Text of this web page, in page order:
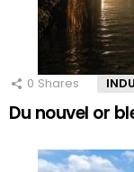
0 Shares
Du nouvel or